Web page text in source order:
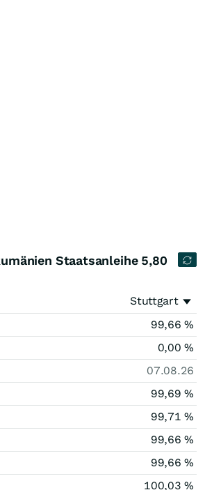
Staatsanleihe 5,80
Stuttgart
99,66 %
0,00%
07.08.26
99,69 %
99,71 %
99,66 %
99,66%
100,03%